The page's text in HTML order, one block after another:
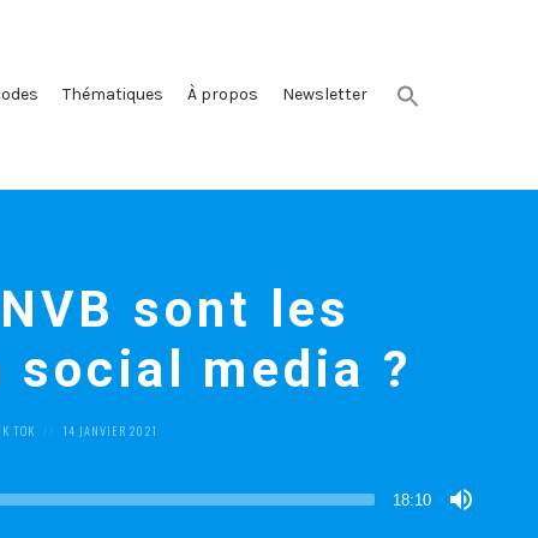
Thématiques À propos Newsletter
sont les
social media ?
TOK
POSTED
14 JANVIER 2021
18:10